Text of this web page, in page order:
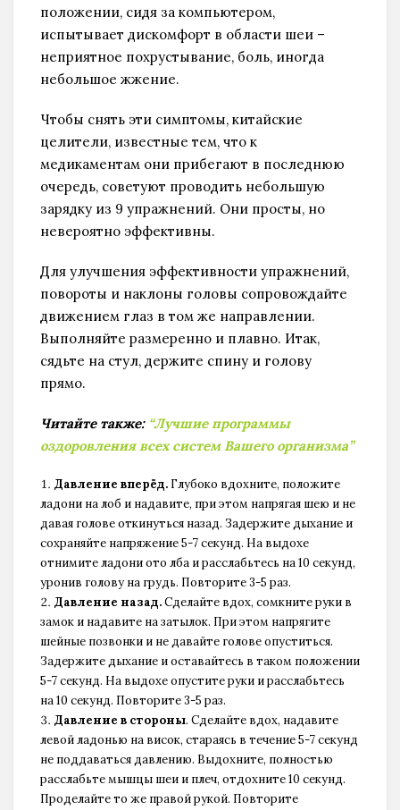
положении, сидя за компьютером,
испытывает дискомфорт в области шеи –
неприятное похрустывание, боль, иногда
небольшое жжение.
Чтобы снять эти симптомы, китайские
целители, известные тем, что к
медикаментам они прибегают в последнюю
очередь, советуют проводить небольшую
зарядку из 9 упражнений. Они просты, но
невероятно эффективны.
Для улучшения эффективности упражнений,
повороты и наклоны головы сопровождайте
движением глаз в том же направлении.
Выполняйте размеренно и плавно. Итак,
сядьте на стул, держите спину и голову
прямо.
Читайте также: “Лучшие программы
оздоровления всех систем Вашего организма”
Давление вперёд. Глубоко вдохните, положите
ладони на лоб и надавите, при этом напрягая шею и не
давая голове откинуться назад. Задержите дыхание и
сохраняйте напряжение 5-7 секунд. На выдохе
отнимите ладони ото лба и расслабьтесь на 10 секунд,
уронив голову на грудь. Повторите 3-5 раз.
Давление назад.Сделайте вдох, сомкните руки в
замок и надавите на затылок. При этом напрягите
шейные позвонки и не давайте голове опуститься.
Задержите дыхание и оставайтесь в таком положении
5-7 секунд. На выдохе опустите руки и расслабьтесь
на 10 секунд. Повторите 3-5 раз.
Давление в стороны. Сделайте вдох, надавите
левой ладонью на висок, стараясь в течение 5-7 секунд
не поддаваться давлению. Выдохните, полностью
расслабьте мышцы шеи и плеч, отдохните 10 секунд.
Проделайте то же правой рукой. Повторите